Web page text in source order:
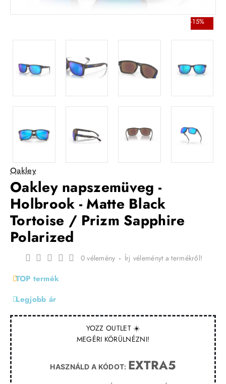
-15%
Oakley
Oakley napszemüveg -
Holbrook - Matte Black
Tortoise / Prizm Sapphire
Polarized
YOZZ OUTLET ☀️
MEGÉRI KÖRÜLNÉZNI!
HASZNÁLD A KÓDOT: EXTRA5
TOP termék
Legjobb ár
0 vélemény - Írj véleményt a termékről!